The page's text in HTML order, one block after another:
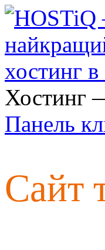
Хостинг
Панель
Сайт